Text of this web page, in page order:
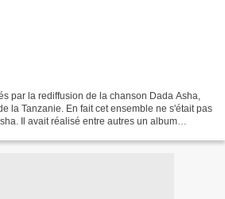
par la rediffusion de la chanson Dada Asha,
la Tanzanie. En fait cet ensemble ne s'était pas
Il avait réalisé entre autres un album